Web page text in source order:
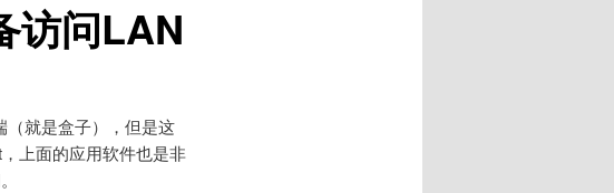
访问LAN
就是盒子），但是这
上面的应用软件也是非